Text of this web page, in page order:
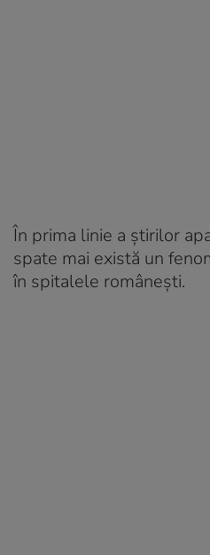
În prima linie a știrilor
spate mai există un
în spitalele românești.